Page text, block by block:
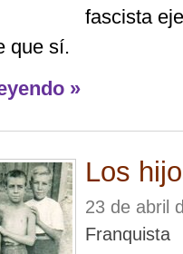
fascista
que sí.
»
Los
23 de abril
Franquista